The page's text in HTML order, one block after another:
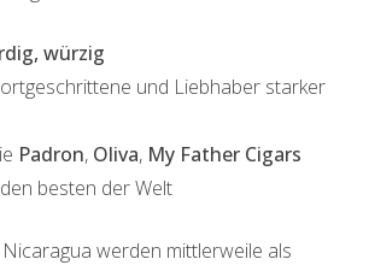
würzig
und Liebhaber starker
Padron, Oliva, My Father Cigars
besten der Welt
werden mittlerweile als